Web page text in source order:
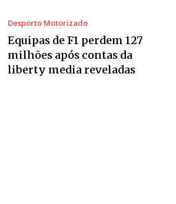
Desporto Motorizado
Equipas de F1 perdem 127
milhões após contas da
liberty media reveladas